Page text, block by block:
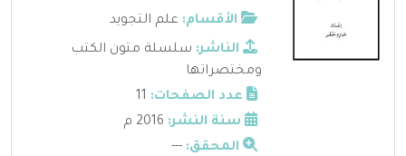
الأقسام: علم التجويد
الناشر: سلسلة متون الكتب
ومختصراتها
عدد الصفحات:
سنة النشر:
المحقق: ---